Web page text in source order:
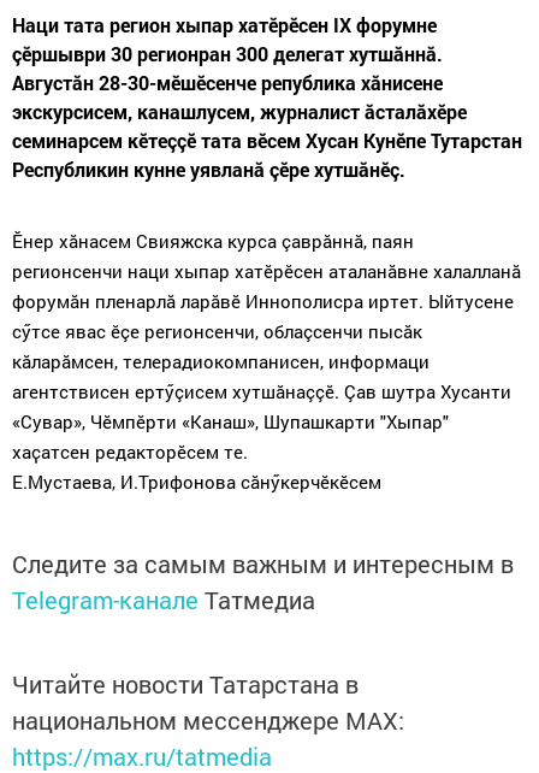
Наци тата регион хыпар хатӗрӗсен IX форумне
çӗршыври 30 регионран 300 делегат хутшăннă.
Августăн 28-30-мӗшӗсенче република хăнисене
экскурсисем, канашлусем, журналист ăсталăхӗре
семинарсем кӗтеççӗ тата вӗсем Хусан Кунӗпе Тутарстан
Республикин кунне уявланă çӗре хутшăнӗç.
Ӗнер хăнасем Свияжска курса çаврăннă, паян
регионсенчи наци хыпар хатӗрӗсен аталанăвне халалланă
форумăн пленарлă ларăвӗ Иннополисра иртет. Ыйтусене
сӳтсе явас ӗçе регионсенчи, облаçсенчи пысăк
кăларăмсен, телерадиокомпанисен, информаци
агентствисен ертӳçисем хутшăнаççӗ. Çав шутра Хусанти
«Сувар», Чӗмпӗрти «Канаш», Шупашкарти "Хыпар"
хаҫатсен редакторӗсем те.
Е.Мустаева, И.Трифонова сăнӳкерчӗкӗсем
Следите за самым важным и интересным в
Telegram-канале Татмедиа
Читайте новости Татарстана в
национальном мессенджере MАХ:
https://max.ru/tatmedia